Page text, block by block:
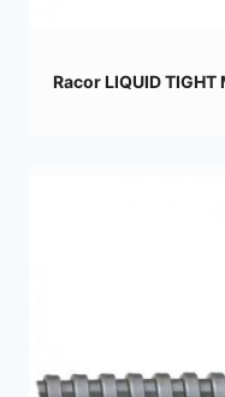
Racor LIQUID